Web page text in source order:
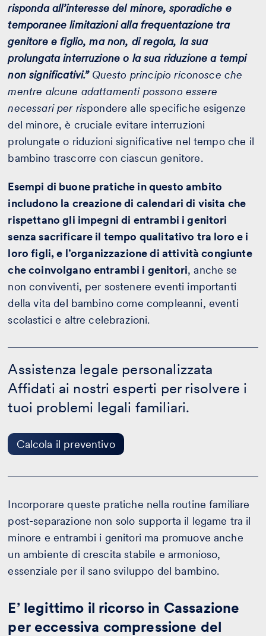
risponda all’interesse del minore, sporadiche e
temporanee limitazioni alla frequentazione tra
genitore e figlio, ma non, di regola, la sua
prolungata interruzione o la sua riduzione a tempi
non significativi.”Questo principio riconosce che
mentre alcune adattamenti possono essere
necessari per rispondere alle specifiche esigenze
del minore, è cruciale evitare interruzioni
prolungate o riduzioni significative nel tempo che il
bambino trascorre con ciascun genitore.
Esempi di buone pratiche in questo ambito
includono la creazione di calendari di visita che
rispettano gli impegni di entrambi i genitori
senza sacrificare il tempo qualitativo tra loro e i
loro figli, e l’organizzazione di attività congiunte
che coinvolgano entrambi i genitori, anche se
non conviventi, per sostenere eventi importanti
della vita del bambino come compleanni, eventi
scolastici e altre celebrazioni.
Assistenza legale personalizzata
Affidati ai nostri esperti per risolvere i
tuoi problemi legali familiari.
Calcola il preventivo
legale
personalizzata
-
il
Incorporare queste pratiche nella routine familiare
post-separazione non solo supporta il legame tra il
minore e entrambi i genitori ma promuove anche
un ambiente di crescita stabile e armonioso,
essenziale per il sano sviluppo del bambino.
E’ legittimo il ricorso in Cassazione
per eccessiva compressione del